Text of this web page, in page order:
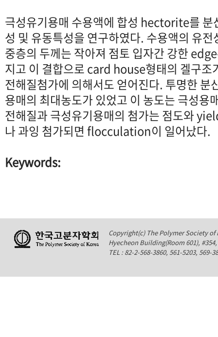
극성유기용매 수용액에 합성 hectorite를 분
성 및 유동특성을 연구하였다. 수용액의 유
중층의 두께는 작아져 점토 입자간 강한
지고 이 결합으로 card house형태의 겔구조
전해질첨가에 의해서도 얻어진다. 투명한 분
용매의 최대농도가 있었고 이 농도는 극성용
전해질과 극성유기용매의 첨가는 점도와
나 과잉 첨가되면 flocculation이 일어났다.
Keywords:
Copyright(c) The Polymer Society of
Hyecheon Building(Room 601),
TEL : 82-2-568-3860, 561-5203,